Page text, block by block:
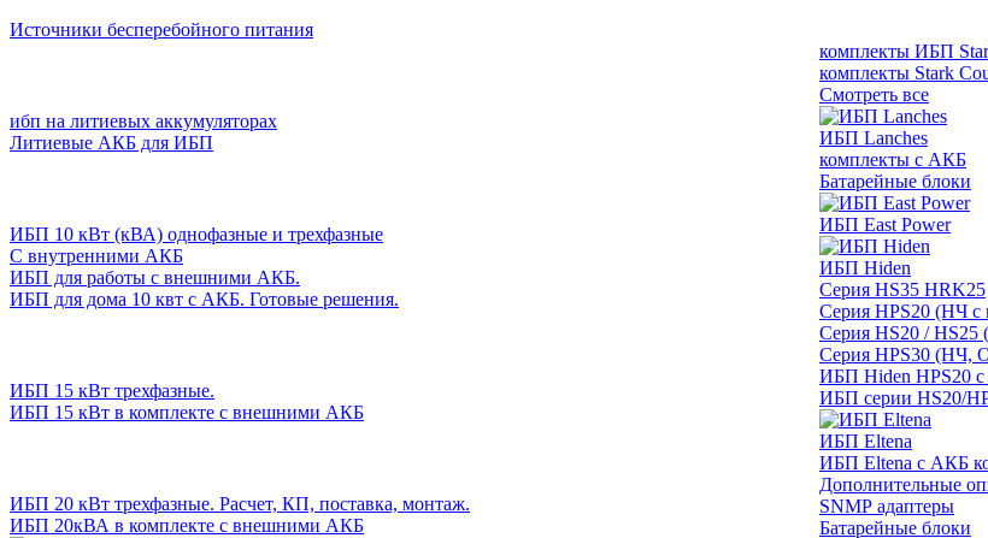
Источники бесперебойного питания
ибп на литиевых аккумуляторах
Литиевые АКБ для ИБП
ИБП 10 кВт (кВА) однофазные и трехфазные
С внутренними АКБ
ИБП для работы с внешними АКБ.
ИБП для дома 10 квт с АКБ. Готовые решения.
ИБП 15 кВт трехфазные.
ИБП 15 кВт в комплекте с внешними АКБ
ИБП 20 кВт трехфазные. Расчет, КП, поставка, монтаж.
ИБП 20кВА в комплекте с внешними АКБ
комплекты ИБП
комплекты Stark
Смотреть все
ИБП Lanches
комплекты с АКБ
Батарейные блоки
ИБП East Power
ИБП Hiden
Серия HS35 HRK25
Серия HPS20 (НЧ с
Серия HS20 / HS25
Серия HPS30 (НЧ,
ИБП Hiden HPS20 с
ИБП серии HS20/
ИБП Eltena
ИБП Eltena с АКБ
Дополнительные
SNMP адаптеры
Батарейные блоки